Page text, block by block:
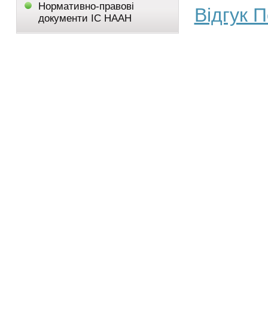
Нормативно-правові
документи ІС НААН
Відгук